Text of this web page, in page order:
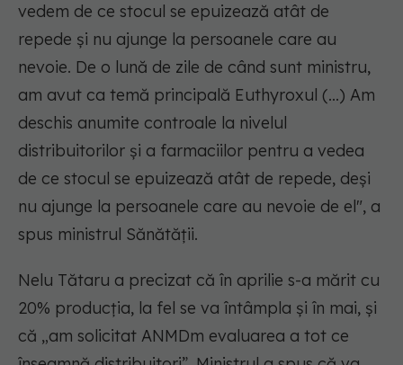
vedem de ce stocul se epuizează atât de
repede și nu ajunge la persoanele care au
nevoie. De o lună de zile de când sunt ministru,
am avut ca temă principală Euthyroxul (...) Am
deschis anumite controale la nivelul
distribuitorilor și a farmaciilor pentru a vedea
de ce stocul se epuizează atât de repede, deși
nu ajunge la persoanele care au nevoie de el", a
spus ministrul Sănătății.
Nelu Tătaru a precizat că în aprilie s-a mărit cu
20% producția, la fel se va întâmpla și în mai, și
că „am solicitat ANMDm evaluarea a tot ce